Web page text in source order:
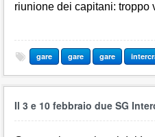
riunione dei capitani: troppo
gare gare gare
Il 3 e 10 febbraio due SG